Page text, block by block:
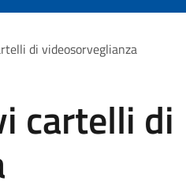
di videosorveglianza
cartelli di